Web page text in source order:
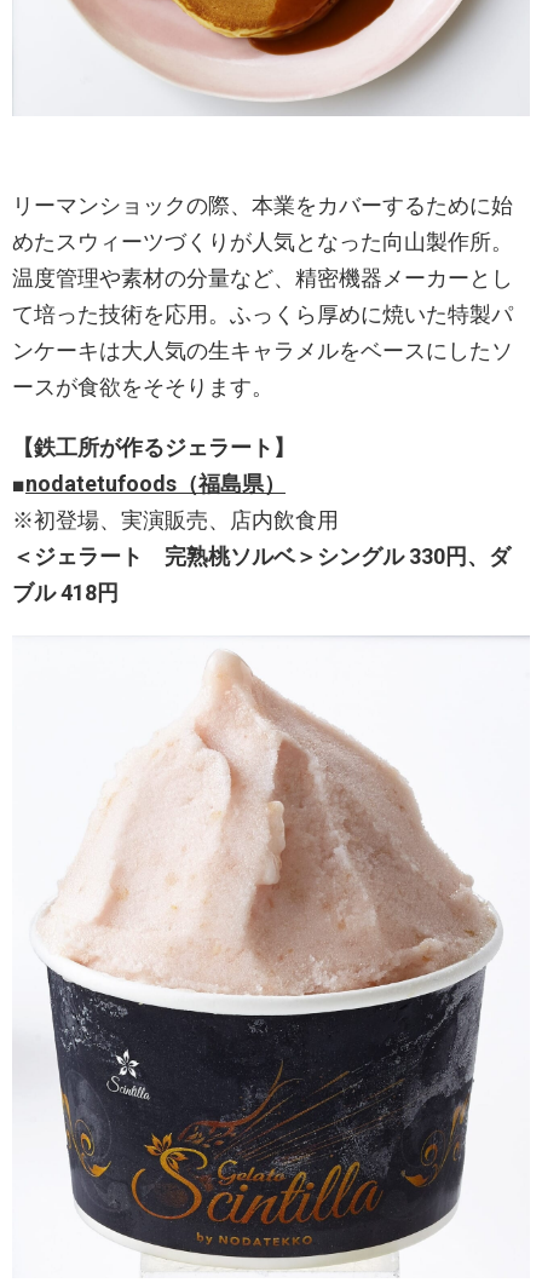
リーマンショックの際、本業をカバーするために始
めたスウィーツづくりが人気となった向山製作所。
温度管理や素材の分量など、精密機器メーカーとし
て培った技術を応用。ふっくら厚めに焼いた特製パ
ンケーキは大人気の生キャラメルをベースにしたソ
ースが食欲をそそります。
【鉄工所が作るジェラート】
■nodatetufoods（福島県）
※初登場、実演販売、店内飲食用
＜ジェラート 完熟桃ソルベ＞シングル 330円、ダ
ブル 418円